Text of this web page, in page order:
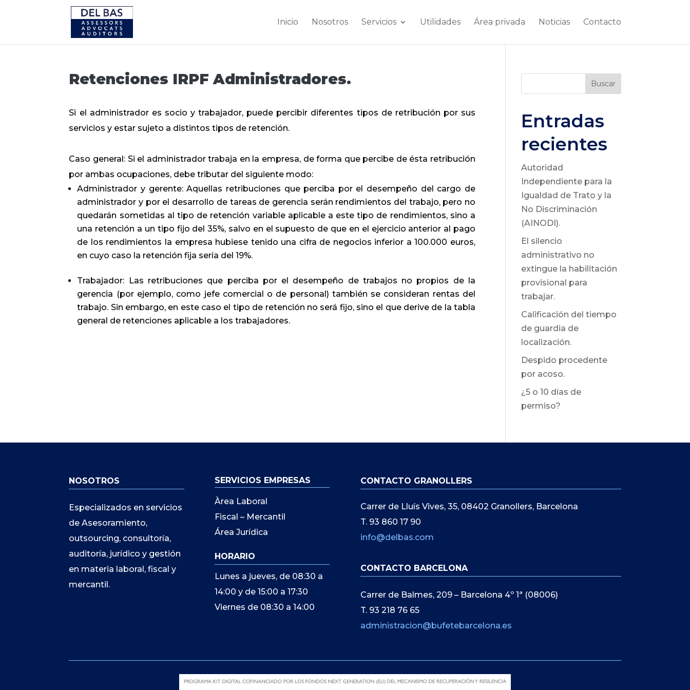
Inicio Nosotros Servicios Utilidades Área privada Noticias Contacto
Retenciones IRPF Administradores.
Si el administrador es socio y trabajador, puede percibir diferentes tipos de retribución por sus
servicios y estar sujeto a distintos tipos de retención.
Caso general: Si el administrador trabaja en la empresa, de forma que percibe de ésta retribución
por ambas ocupaciones, debe tributar del siguiente modo:
Administrador y gerente: Aquellas retribuciones que perciba por el desempeño del cargo de
administrador y por el desarrollo de tareas de gerencia serán rendimientos del trabajo, pero no
quedarán sometidas al tipo de retención variable aplicable a este tipo de rendimientos, sino a
una retención a un tipo fijo del 35%, salvo en el supuesto de que en el ejercicio anterior al pago
de los rendimientos la empresa hubiese tenido una cifra de negocios inferior a 100.000 euros,
en cuyo caso la retención fija sería del 19%.
Trabajador: Las retribuciones que perciba por el desempeño de trabajos no propios de la
gerencia (por ejemplo, como jefe comercial o de personal) también se consideran rentas del
trabajo. Sin embargo, en este caso el tipo de retención no será fijo, sino el que derive de la tabla
general de retenciones aplicable a los trabajadores.
Buscar
Entradas
recientes
Autoridad
Independiente para la
Igualdad de Trato y la
No Discriminación
(AINODI).
El silencio
administrativo no
extingue la habilitación
provisional para
trabajar.
Calificación del tiempo
de guardia de
localización.
Despido procedente
por acoso.
¿5 o 10 días de
permiso?
NOSOTROS
Especializados en servicios
de Asesoramiento,
outsourcing, consultoría,
auditoría, jurídico y gestión
en materia laboral, fiscal y
mercantil.
SERVICIOS EMPRESAS
Àrea Laboral
Fiscal – Mercantil
Área Jurídica
HORARIO
Lunes a jueves, de 08:30 a
14:00 y de 15:00 a 17:30
Viernes de 08:30 a 14:00
CONTACTO GRANOLLERS
Carrer de Lluís Vives, 35, 08402 Granollers, Barcelona
T. 93 860 17 90
info@delbas.com
CONTACTO BARCELONA
Carrer de Balmes, 209 – Barcelona 4º 1ª (08006)
T. 93 218 76 65
administracion@bufetebarcelona.es